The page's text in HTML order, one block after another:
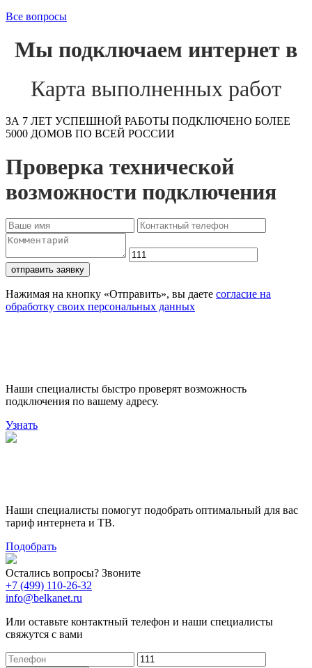
Все вопросы
Мы подключаем интернет в
Карта выполненных работ
ЗА 7 ЛЕТ УСПЕШНОЙ РАБОТЫ ПОДКЛЮЧЕНО БОЛЕЕ
5000 ДОМОВ ПО ВСЕЙ РОССИИ
Проверка технической
возможности подключения
отправить заявку
Нажимая на кнопку «Отправить», вы даете согласие на
обработку своих персональных данных
Наши специалисты быстро проверят возможность
подключения по вашему адресу.
Узнать
Наши специалисты помогут подобрать оптимальный для вас
тариф интернета и ТВ.
Подобрать
Остались вопросы? Звоните
+7 (499) 110-26-32
info@belkanet.ru
Или оставьте контактный телефон и наши специалисты
свяжутся с вами